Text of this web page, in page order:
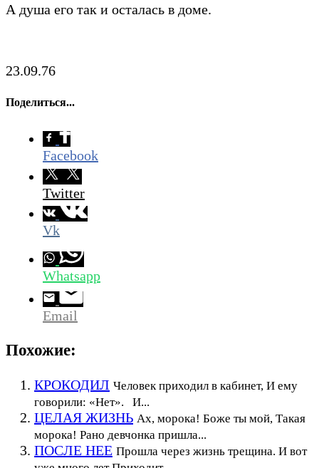
А душа его так и осталась в доме.
23.09.76
Поделиться...
Facebook
Twitter
Vk
Whatsapp
Email
Похожие:
КРОКОДИЛ Человек приходил в кабинет, И ему
говорили: «Нет». И...
ЦЕЛАЯ ЖИЗНЬ Ах, морока! Боже ты мой, Такая
морока! Рано девчонка пришла...
ПОСЛЕ НЕЕ Прошла через жизнь трещина. И вот